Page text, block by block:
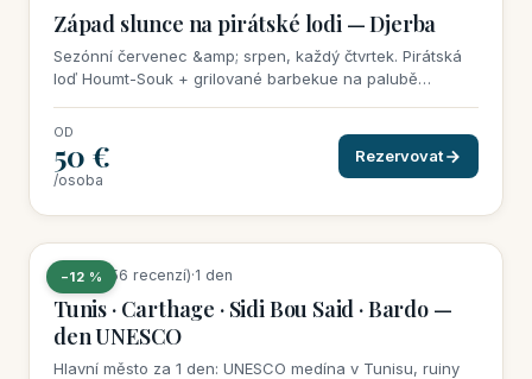
Západ slunce na pirátské lodi — Djerba
Sezónní červenec &amp; srpen, každý čtvrtek. Pirátská
loď Houmt-Souk + grilované barbekue na palubě
zahrnuto, min. 20 osob k potvrzení.
OD
50 €
/osoba
Rezervovat
−12 %
★4,6(156 recenzí)·1 den
Tunis · Carthage · Sidi Bou Said · Bardo —
den UNESCO
Hlavní město za 1 den: UNESCO medína v Tunisu, ruiny